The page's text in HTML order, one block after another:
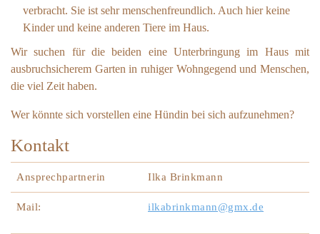
n
d
s
e
l
e
ü
verbracht. Sie ist sehr menschenfreundlich. Auch hier keine
Kinder und keine anderen Tiere im Haus.
Wir suchen für die beiden eine Unterbringung im Haus mit
ausbruchsicherem Garten in ruhiger Wohngegend und Menschen,
die viel Zeit haben.
Wer könnte sich vorstellen eine Hündin bei sich aufzunehmen?
Kontakt
Ansprechpartnerin Ilka Brinkmann
Mail: ilkabrinkmann@gmx.de